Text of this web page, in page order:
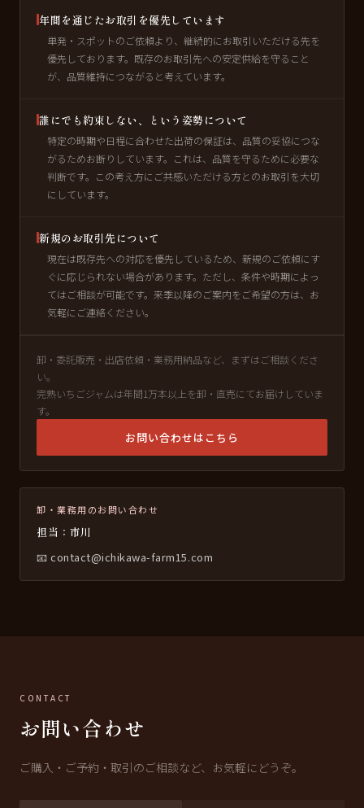
年間を通じたお取引を優先しています
単発・スポットのご依頼より、継続的にお取引いただける先を
優先しております。既存のお取引先への安定供給を守ること
が、品質維持につながると考えています。
誰にでも約束しない、という姿勢について
特定の時期や日程に合わせた出荷の保証は、品質の妥協につな
がるためお断りしています。これは、品質を守るために必要な
判断です。この考え方にご共感いただける方とのお取引を大切
にしています。
新規のお取引先について
現在は既存先への対応を優先しているため、新規のご依頼にす
ぐに応じられない場合があります。ただし、条件や時期によっ
てはご相談が可能です。来季以降のご案内をご希望の方は、お
気軽にご連絡ください。
卸・委託販売・出店依頼・業務用納品など、まずはご相談くださ
い。
完熟いちごジャムは年間1万本以上を卸・直売にてお届けしていま
す。
お問い合わせはこちら
卸・業務用のお問い合わせ
担当：市川
📧 contact@ichikawa-farm15.com
CONTACT
お問い合わせ
ご購入・ご予約・取引のご相談など、お気軽にどうぞ。